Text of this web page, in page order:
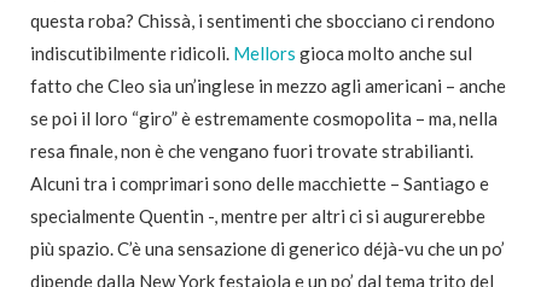
questa roba? Chissà, i sentimenti che sbocciano ci rendono
indiscutibilmente ridicoli. Mellors gioca molto anche sul
fatto che Cleo sia un’inglese in mezzo agli americani – anche
se poi il loro “giro” è estremamente cosmopolita – ma, nella
resa finale, non è che vengano fuori trovate strabilianti.
Alcuni tra i comprimari sono delle macchiette – Santiago e
specialmente Quentin -, mentre per altri ci si augurerebbe
più spazio. C’è una sensazione di generico déjà-vu che un po’
dipende dalla New York festaiola e un po’ dal tema trito del